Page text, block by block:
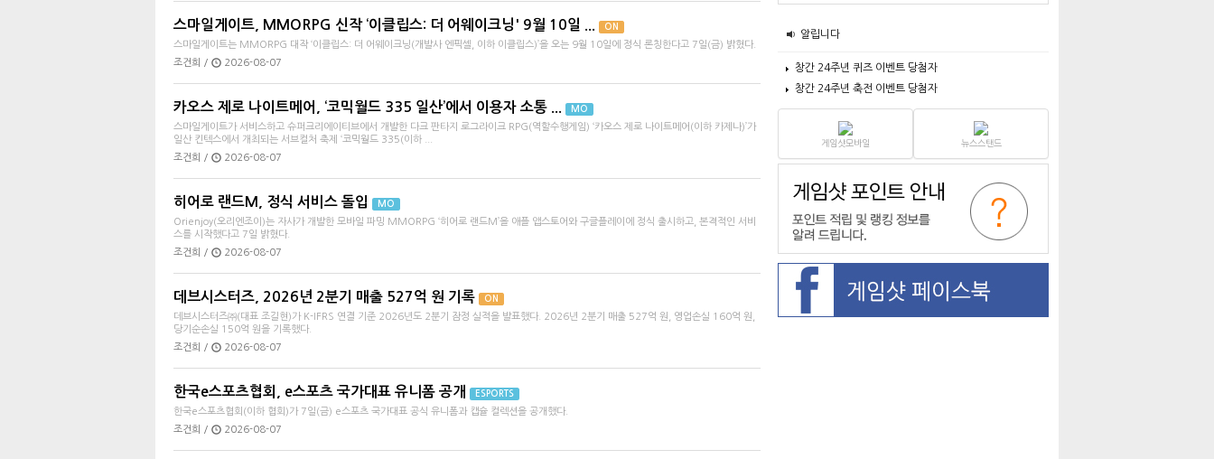
스마일게이트, MMORPG 신작 ‘이클립스: 더 어웨이크닝' 9월 10일 ... ON
스마일게이트는 MMORPG 대작 ‘이클립스: 더 어웨이크닝(개발사 엔픽셀, 이하 이클립스)’을 오는 9월 10일에 정식 론칭한다고 7일(금) 밝혔다.
조건희 /
2026-08-07
카오스 제로 나이트메어, ‘코믹월드 335 일산’에서 이용자 소통 ... MO
스마일게이트가 서비스하고 슈퍼크리에이티브에서 개발한 다크 판타지 로그라이크 RPG(역할수행게임) ‘카오스 제로 나이트메어(이하 카제나)’가
일산 킨텍스에서 개최되는 서브컬처 축제 ‘코믹월드 335(이하 ...
조건희 /
2026-08-07
히어로 랜드M, 정식 서비스 돌입 MO
Orienjoy(오리엔조이)는 자사가 개발한 모바일 파밍 MMORPG ‘히어로 랜드M’을 애플 앱스토어와 구글플레이에 정식 출시하고, 본격적인 서비
스를 시작했다고 7일 밝혔다.
조건희 /
2026-08-07
데브시스터즈, 2026년 2분기 매출 527억 원 기록 ON
데브시스터즈㈜(대표 조길현)가 K-IFRS 연결 기준 2026년도 2분기 잠정 실적을 발표했다. 2026년 2분기 매출 527억 원, 영업손실 160억 원,
당기순손실 150억 원을 기록했다.
조건희 /
2026-08-07
한국e스포츠협회, e스포츠 국가대표 유니폼 공개 ESPORTS
한국e스포츠협회(이하 협회)가 7일(금) e스포츠 국가대표 공식 유니폼과 캡슐 컬렉션을 공개했다.
조건희 /
2026-08-07
알립니다
창간 24주년 퀴즈 이벤트 당첨자
창간 24주년 축전 이벤트 당첨자
게임샷모바일 뉴스스탠드